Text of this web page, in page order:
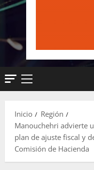
Menú
Inicio
Región
Manouchehri advierte
plan de ajuste fiscal y
Comisión de Hacienda